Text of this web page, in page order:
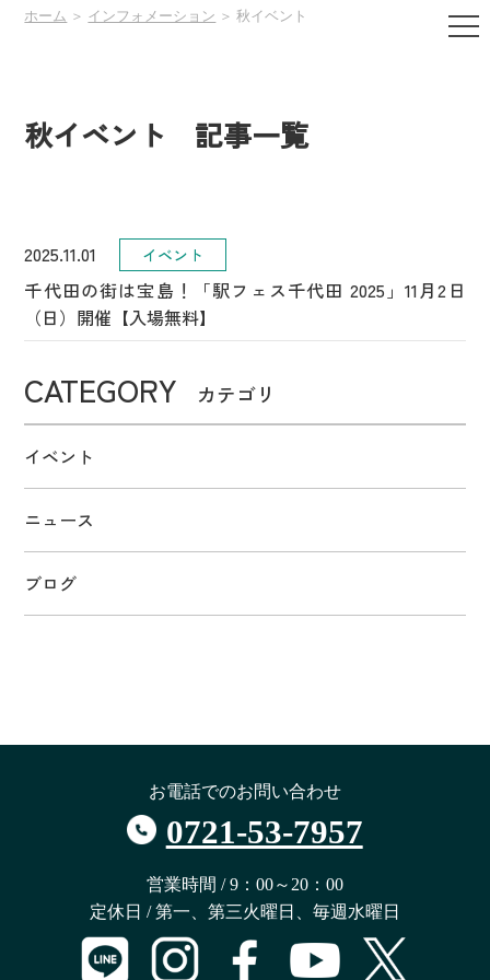
ホーム ＞ インフォメーション ＞ 秋イベント
秋イベント 記事一覧
2025.11.01 イベント
千代田の街は宝島！「駅フェス千代田 2025」11月2日
（日）開催【入場無料】
CATEGORY カテゴリ
イベント
ニュース
ブログ
お電話でのお問い合わせ
0721-53-7957
営業時間 / 9：00～20：00
定休日 / 第一、第三火曜日、毎週水曜日